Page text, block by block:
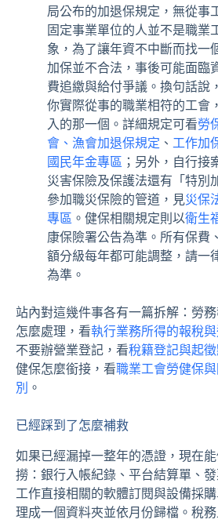
局公布的加退保規定，無從事
固定事業單位的人並不是職業
象，為了讓年資不中斷而找一
加保並不合法，事後可能面臨
費追繳與給付爭議。換句話說
你實際從事的職業相符的工會
入的那一個。詳細規定可看勞
會、漁會加退保規定 、 工作加
國民年金專區 ；另外，自行接
災害保險及保護法還有「特別
參加職災保險的管道，見災保
專區 。健保相關規定則以衛生
康保險署公告為準。所有保費
額分級每年都可能調整，請一
為準。
站內對這幾件事各有一篇拆解：勞
怎麼處理，看執行業務所得的報稅
不要辦營業登記，看稅籍登記與起
健保怎麼銜接，看職業工會勞健保
別 。
已經踩到了怎麼補救
如果已經漏掉一整年的憑證，現在
撈：銀行入帳紀錄、平台結算單、
工作直接相關的軟體訂閱與設備採
理成一個資料夾並依月份歸檔。稅